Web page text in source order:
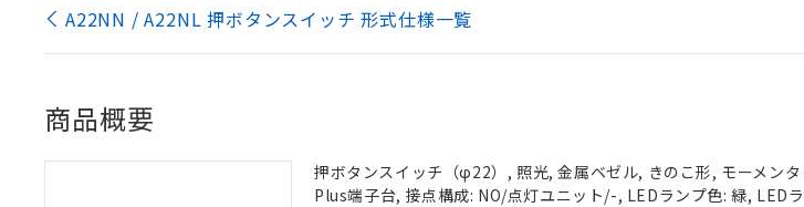
A22NN / A22NL 押ボタンスイッチ 形式仕様一覧
商品概要
押ボタンスイッチ（φ22）, 照光, 金属ベゼル, きのこ形, モーメン
Plus端子台, 接点構成: NO/点灯ユニット/-, LEDランプ色: 緑, LED